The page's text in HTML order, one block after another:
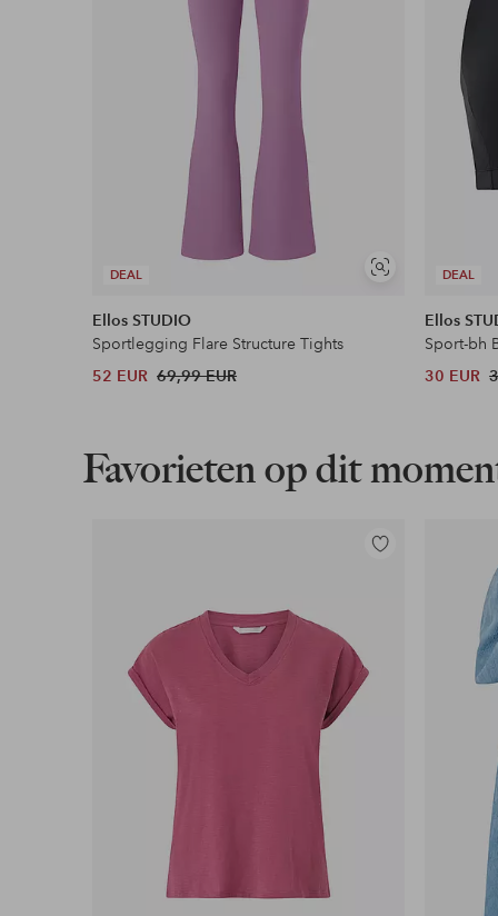
Nu betalen, later betalen of in termijnen
Meer lezen
DEAL
Soortgelijke
Ellos STUDIO
Sportlegging Flare Structure Tights
52 EUR 69,99 EUR
DEAL
Ellos
Sport-bh
30 EUR
Favorieten op dit
Toevoegen